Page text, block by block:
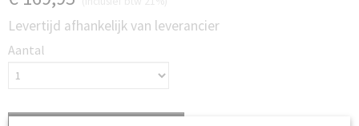
Levertijd afhankelijk van leverancier
Aantal